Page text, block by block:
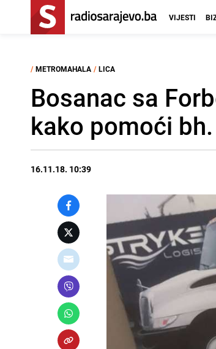
VIJESTI
/ METROMAHALA / LICA
Bosanac sa
kako pomoći
16.11.18. 10:39